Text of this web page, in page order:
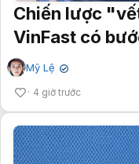
Chiến lược
VinFast có
Mỹ Lệ ✔
4 giờ trước